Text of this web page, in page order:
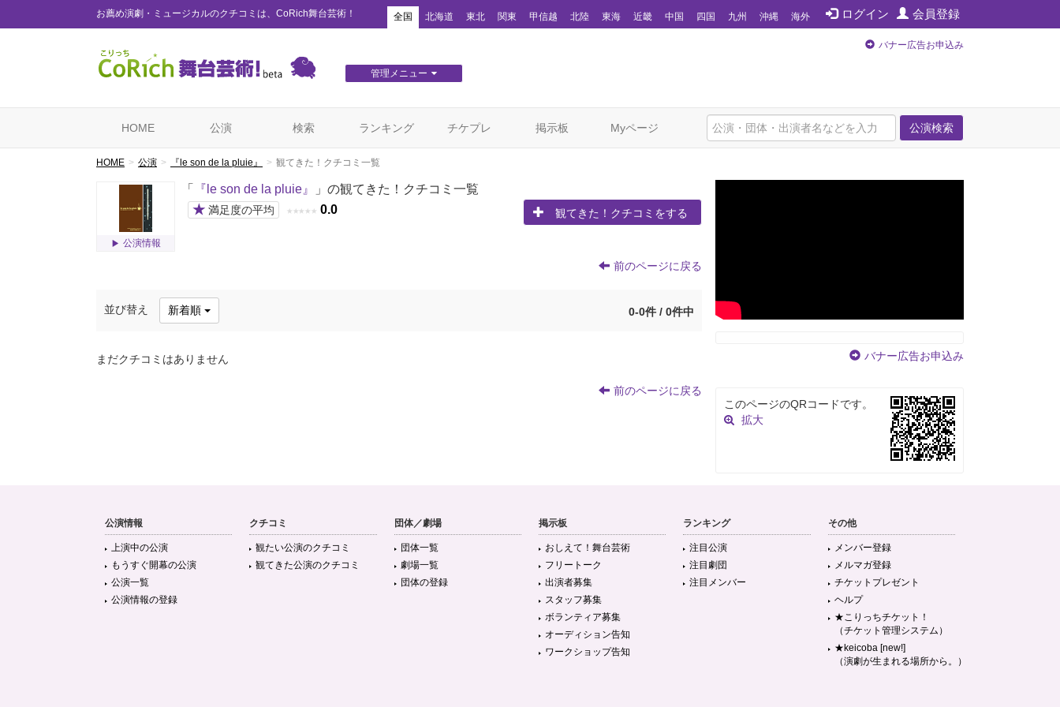
お薦め演劇・ミュージカルのクチコミは、CoRich舞台芸術！ ログイン 会員登録
全国 北海道 東北 関東 甲信越 北陸 東海 近畿 中国 四国 九州 沖縄 海外
管理メニュー
バナー広告お申込み
公演検索
HOME 公演 検索 ランキング チケプレ 掲示板 Myページ
HOME 公演 『le son de la pluie』 観てきた！クチコミ一覧
公演情報
「 『le son de la pluie』
」の観てきた！クチコミ一覧
★ 満足度の平均 ★ ★ ★ ★ ★ 0.0 観てきた！クチコミをする
前のページに戻る
並び替え 新着順 0-0件 / 0件中
まだクチコミはありません
前のページに戻る
バナー広告お申込み
このページのQRコードです。
拡大
公演情報
上演中の公演
もうすぐ開幕の公演
公演一覧
公演情報の登録
クチコミ
観たい公演のクチコミ
観てきた公演のクチコミ
団体／劇場
団体一覧
劇場一覧
団体の登録
掲示板
おしえて！舞台芸術
フリートーク
出演者募集
スタッフ募集
ボランティア募集
オーディション告知
ワークショップ告知
ランキング
注目公演
注目劇団
注目メンバー
その他
メンバー登録
メルマガ登録
チケットプレゼント
ヘルプ
★こりっちチケット！
（チケット管理システム）
★keicoba [new!]
（演劇が生まれる場所から。）